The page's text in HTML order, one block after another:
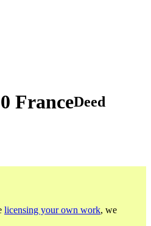
FranceDeed
licensing your own work, we